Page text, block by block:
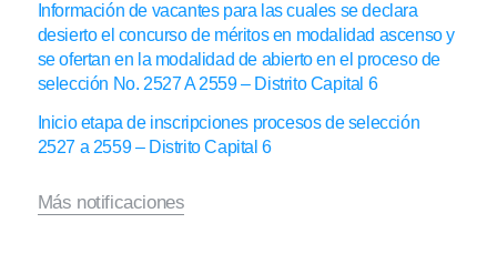
Información de vacantes para las cuales se declara
desierto el concurso de méritos en modalidad ascenso y
se ofertan en la modalidad de abierto en el proceso de
selección No. 2527 A 2559 – Distrito Capital 6
Inicio etapa de inscripciones procesos de selección
2527 a 2559 – Distrito Capital 6
Más notificaciones